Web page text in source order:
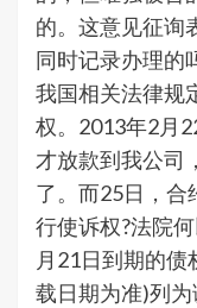
的。这意见征询
同时记录办理的
我国相关法律规
权。2013年2月
才放款到我公司
了。而25日，合
行使诉权?法院
月21日到期的
载日期为准)列